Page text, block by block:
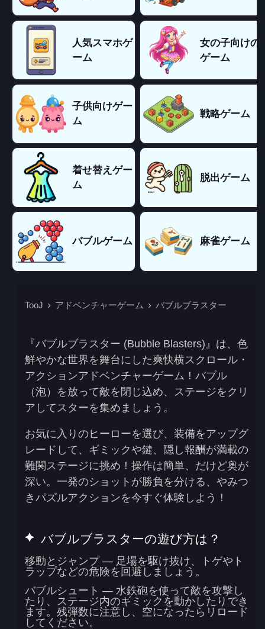
人気スマホゲ
ーム
女の子向けの
ゲーム
子供向けゲー
ム
戦略ゲーム
着せ替えゲー
ム
脱出ゲーム
バブルゲーム 麻雀ゲーム
TooJ アドベンチャーゲーム バブルブラスター
『バブルブラスター (Bubble Blasters)』 は、色
鮮やかな世界を舞台にした爽快横スクロール・
アクションアドベンチャーゲーム ！バブル
（泡）を放って敵を閉じ込め、ステージをクリ
アしてスターを集めましょう。
お気に入りのヒーローを選び、装備をアップグ
レードして、ギミックや鍵、隠し報酬が満載の
難関ステージに挑め！ 操作は簡単、だけど奥が
深い。一発のショットが勝負を分ける、やみつ
きパズルアクションを今すぐ体験しよう！
バブルブラスターの遊び方は？
移動とジャンプ— 足場を駆け抜け、トゲやト
ラップなどの危険を回避しましょう。
バブルシュート — 水鉄砲を使って敵を攻撃し
たり、ステージ内のギミックを動かしたりでき
ます。残弾数に注意し、空になったらリロード
してください。